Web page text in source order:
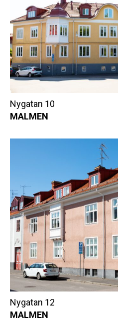
Nygatan 10
MALMEN
Nygatan 12
MALMEN